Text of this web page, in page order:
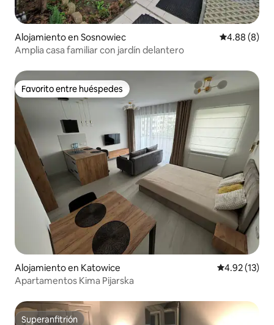
Alojamiento en Sosnowiec Calificación
4.88 (8)
Amplia casa familiar con jardín delantero
Favorito entre huéspedes
Favorito entre huéspedes
Alojamiento en Katowice Calificación
4.92 (13)
Apartamentos Kima Pijarska
Superanfitrión